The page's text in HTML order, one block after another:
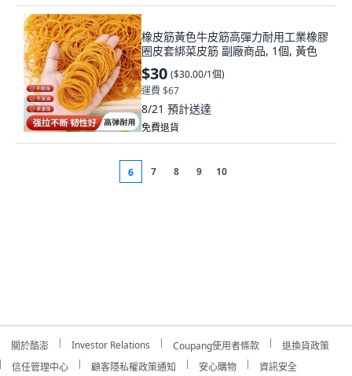
橡皮筋黃色牛皮筋高彈力耐用工業橡膠
圈皮套綁菜皮筋 副廠商品, 1個, 黃色
$30 ($30.00/1個)
運費 $67
8/21 預計送達
免費退貨
6 7 8 9 10
關於酷澎 Investor Relations Coupang使用者條款
退換貨政策
信任管理中心
顧客隱私權政策通知 安心購物 資訊安全